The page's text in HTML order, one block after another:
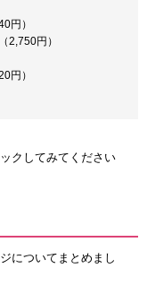
円）
円）
円）
クしてみてください
についてまとめまし